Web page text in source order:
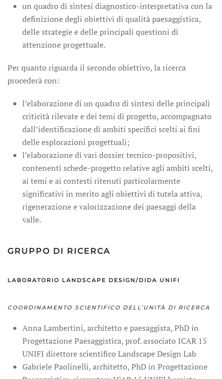
un quadro di sintesi diagnostico-interpretativa con la
definizione degli obiettivi di qualità paesaggistica,
delle strategie e delle principali questioni di
attenzione progettuale.
Per quanto riguarda il secondo obiettivo, la ricerca
procederà con:
l’elaborazione di un quadro di sintesi delle principali
criticità rilevate e dei temi di progetto, accompagnato
dall’identificazione di ambiti specifici scelti ai fini
delle esplorazioni progettuali;
l’elaborazione di vari dossier tecnico-propositivi,
contenenti schede-progetto relative agli ambiti scelti,
ai temi e ai contesti ritenuti particolarmente
significativi in merito agli obiettivi di tutela attiva,
rigenerazione e valorizzazione dei paesaggi della
valle.
GRUPPO DI RICERCA
LABORATORIO LANDSCAPE DESIGN/DIDA UNIFI
COORDINAMENTO SCIENTIFICO DELL’UNITÀ DI RICERCA
Anna Lambertini, architetto e paesaggista, PhD in
Progettazione Paesaggistica, prof. associato ICAR 15
UNIFI direttore scientifico Landscape Design Lab
Gabriele Paolinelli, architetto, PhD in Progettazione